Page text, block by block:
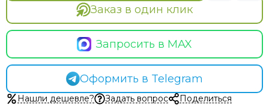
Заказ в один клик
Запросить в MAX
Оформить в Telegram
Нашли дешевле? Задать вопрос Поделиться